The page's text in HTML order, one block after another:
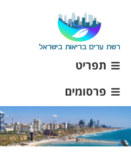
תפריט
פרסומים